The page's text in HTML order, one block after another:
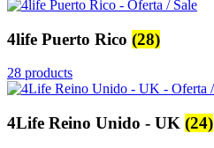
4life Puerto Rico (28)
28 products
4Life Reino Unido - UK (24)